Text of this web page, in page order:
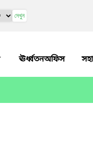
দেখুন
ঊর্ধ্বতনঅফিস